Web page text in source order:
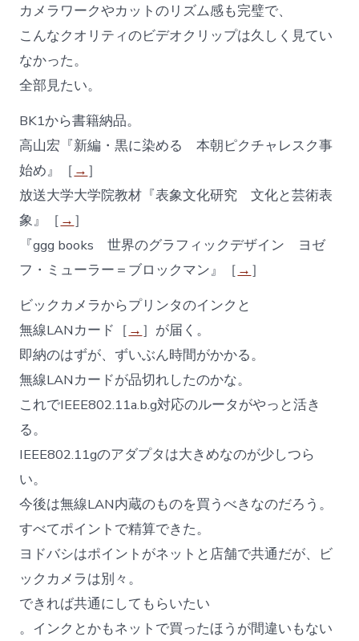
カメラワークやカットのリズム感も完璧で、
こんなクオリティのビデオクリップは久しく見てい
なかった。
全部見たい。
BK1から書籍納品。
高山宏『新編・黒に染める 本朝ピクチャレスク事
始め』［ → ］
放送大学大学院教材『表象文化研究 文化と芸術表
象』［ → ］
『ggg books 世界のグラフィックデザイン ヨゼ
フ・ミューラー＝ブロックマン』［ → ］
ビックカメラからプリンタのインクと
無線LANカード［ → ］が届く。
即納のはずが、ずいぶん時間がかかる。
無線LANカードが品切れしたのかな。
これでIEEE802.11a.b.g対応のルータがやっと活き
る。
IEEE802.11gのアダプタは大きめなのが少しつら
い。
今後は無線LAN内蔵のものを買うべきなのだろう。
すべてポイントで精算できた。
ヨドバシはポイントがネットと店舗で共通だが、ビ
ックカメラは別々。
できれば共通にしてもらいたい
。インクとかもネットで買ったほうが間違いもない